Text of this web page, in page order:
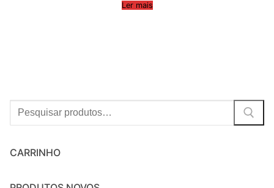
Ler mais
Procurar:
CARRINHO